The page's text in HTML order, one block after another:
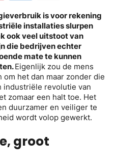
is voor rekening
installaties slurpen
ook veel uitstoot van
die bedrijven echter
mate te kunnen
Eigenlijk zou de mens
het dan maar zonder die
industriële revolutie van
zomaar een halt toe. Het
duurzamer en veiliger te
wordt volop gewerkt.
groot